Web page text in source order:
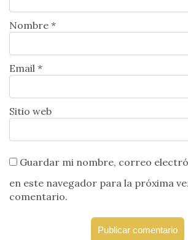
Nombre *
Email *
Sitio web
Guardar mi nombre, correo
en este navegador para la próxima
comentario.